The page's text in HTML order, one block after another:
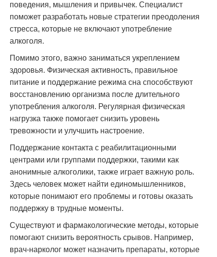
поведения, мышления и привычек. Специалист
поможет разработать новые стратегии преодоления
стресса, которые не включают употребление
алкоголя.
Помимо этого, важно заниматься укреплением
здоровья. Физическая активность, правильное
питание и поддержание режима сна способствуют
восстановлению организма после длительного
употребления алкоголя. Регулярная физическая
нагрузка также помогает снизить уровень
тревожности и улучшить настроение.
Поддержание контакта с реабилитационными
центрами или группами поддержки, такими как
анонимные алкоголики, также играет важную роль.
Здесь человек может найти единомышленников,
которые понимают его проблемы и готовы оказать
поддержку в трудные моменты.
Существуют и фармакологические методы, которые
помогают снизить вероятность срывов. Например,
врач-нарколог может назначить препараты, которые